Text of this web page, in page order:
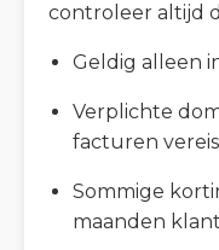
controleer altijd
Geldig alleen
Verplichte
facturen
Sommige
maanden klant